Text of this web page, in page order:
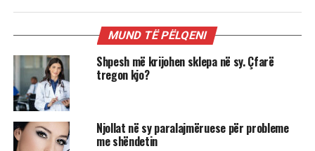
MUND TË PËLQENI
Shpesh më krijohen sklepa në sy. Çfarë
tregon kjo?
Njollat në sy paralajmëruese për probleme
me shëndetin